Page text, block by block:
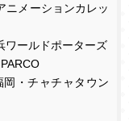
メーションカレッ
ールドポーターズ
PARCO
・チャチャタウン